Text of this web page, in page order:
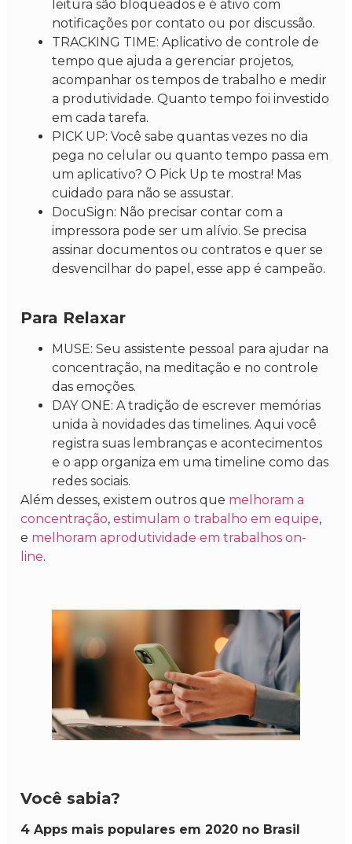
leitura são bloqueados e é ativo com
notificações por contato ou por discussão.
TRACKING TIME: Aplicativo de controle de
tempo que ajuda a gerenciar projetos,
acompanhar os tempos de trabalho e medir
a produtividade. Quanto tempo foi investido
em cada tarefa.
PICK UP: Você sabe quantas vezes no dia
pega no celular ou quanto tempo passa em
um aplicativo? O Pick Up te mostra! Mas
cuidado para não se assustar.
DocuSign: Não precisar contar com a
impressora pode ser um alívio. Se precisa
assinar documentos ou contratos e quer se
desvencilhar do papel, esse app é campeão.
Para Relaxar
MUSE: Seu assistente pessoal para ajudar na
concentração, na meditação e no controle
das emoções.
DAY ONE: A tradição de escrever memórias
unida à novidades das timelines. Aqui você
registra suas lembranças e acontecimentos
e o app organiza em uma timeline como das
redes sociais.
Além desses, existem outros que melhoram a
concentração,estimulam o trabalho em equipe,
e melhoram aprodutividade em trabalhos on-
line.
Você sabia?
4 Apps mais populares em 2020 no Brasil